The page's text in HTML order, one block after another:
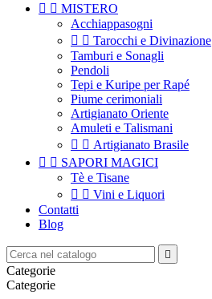
  MISTERO
Acchiappasogni
  Tarocchi e Divinazione
Tamburi e Sonagli
Pendoli
Tepi e Kuripe per Rapé
Piume cerimoniali
Artigianato Oriente
Amuleti e Talismani
  Artigianato Brasile
  SAPORI MAGICI
Tè e Tisane
  Vini e Liquori
Contatti
Blog

Categorie
Categorie